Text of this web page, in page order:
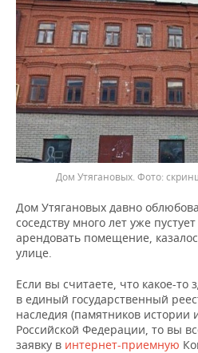
Дом Утягановых.
Дом Утягановых давно
соседству много лет уже
арендовать помещение,
улице.
Если вы считаете, что какое-то
в единый государственный
наследия (памятников истории
Российской Федерации, то вы
заявку в интернет-приемную